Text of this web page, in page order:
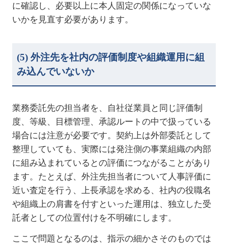
に確認し、必要以上に本人固定の関係になっていな
いかを見直す必要があります。
(5) 外注先を社内の評価制度や組織運用に組
み込んでいないか
業務委託先の担当者を、自社従業員と同じ評価制
度、等級、目標管理、承認ルートの中で扱っている
場合には注意が必要です。契約上は外部委託として
整理していても、実際には発注側の事業組織の内部
に組み込まれているとの評価につながることがあり
ます。たとえば、外注先担当者について人事評価に
近い査定を行う、上長承認を求める、社内の役職名
や組織上の肩書を付すといった運用は、独立した受
託者としての位置付けを不明確にします。
ここで問題となるのは、指示の細かさそのものでは